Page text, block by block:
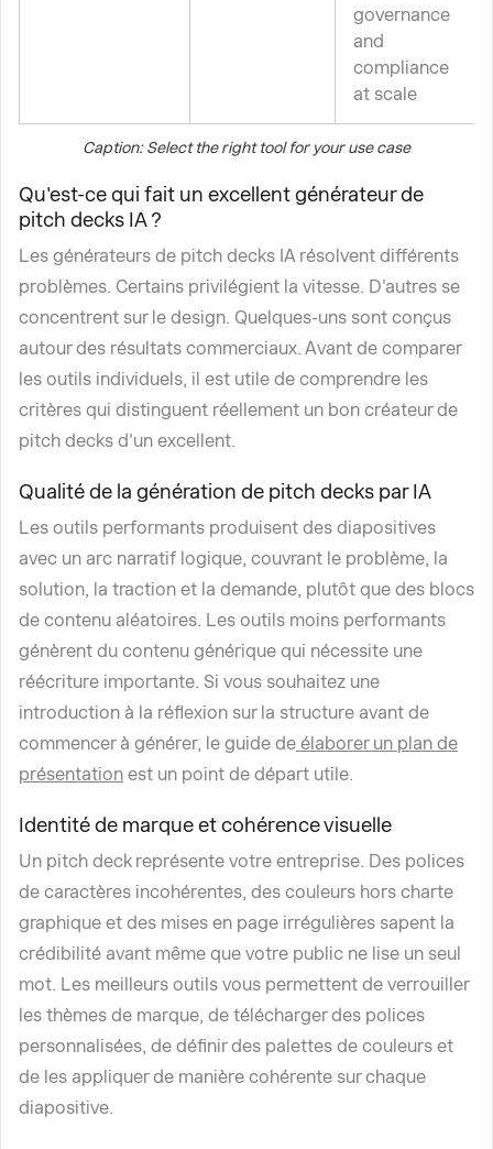
governance
and
compliance
at scale
Caption: Select the right tool for your use case
Qu'est-ce qui fait un excellent générateur de
pitch decks IA ?
Les générateurs de pitch decks IA résolvent différents
problèmes. Certains privilégient la vitesse. D'autres se
concentrent sur le design. Quelques-uns sont conçus
autour des résultats commerciaux. Avant de comparer
les outils individuels, il est utile de comprendre les
critères qui distinguent réellement un bon créateur de
pitch decks d'un excellent.
Qualité de la génération de pitch decks par IA
Les outils performants produisent des diapositives
avec un arc narratif logique, couvrant le problème, la
solution, la traction et la demande, plutôt que des blocs
de contenu aléatoires. Les outils moins performants
génèrent du contenu générique qui nécessite une
réécriture importante. Si vous souhaitez une
introduction à la réflexion sur la structure avant de
commencer à générer, le guide de élaborer un plan de
présentation est un point de départ utile.
Identité de marque et cohérence visuelle
Un pitch deck représente votre entreprise. Des polices
de caractères incohérentes, des couleurs hors charte
graphique et des mises en page irrégulières sapent la
crédibilité avant même que votre public ne lise un seul
mot. Les meilleurs outils vous permettent de verrouiller
les thèmes de marque, de télécharger des polices
personnalisées, de définir des palettes de couleurs et
de les appliquer de manière cohérente sur chaque
diapositive.